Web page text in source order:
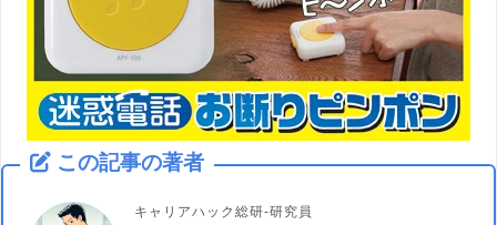
この記事の著者
キャリアハック総研-研究員